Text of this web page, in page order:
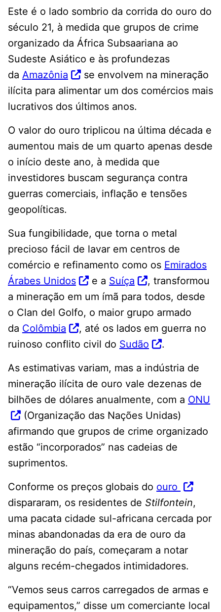
Este é o lado sombrio da corrida do ouro do
século 21, à medida que grupos de crime
organizado da África Subsaariana ao
Sudeste Asiático e às profundezas
da Amazônia
se envolvem na mineração
ilícita para alimentar um dos comércios mais
lucrativos dos últimos anos.
O valor do ouro triplicou na última década e
aumentou mais de um quarto apenas desde
o início deste ano, à medida que
investidores buscam segurança contra
guerras comerciais, inflação e tensões
geopolíticas.
Sua fungibilidade, que torna o metal
precioso fácil de lavar em centros de
comércio e refinamento como os Emirados
Árabes Unidos
e a Suíça
, transformou
a mineração em um ímã para todos, desde
o Clan del Golfo, o maior grupo armado
da Colômbia
, até os lados em guerra no
ruinoso conflito civil do Sudão
.
As estimativas variam, mas a indústria de
mineração ilícita de ouro vale dezenas de
bilhões de dólares anualmente, com a ONU
(Organização das Nações Unidas)
afirmando que grupos de crime organizado
estão “incorporados” nas cadeias de
suprimentos.
Conforme os preços globais do ouro
dispararam, os residentes de Stilfontein,
uma pacata cidade sul-africana cercada por
minas abandonadas da era de ouro da
mineração do país, começaram a notar
alguns recém-chegados intimidadores.
“Vemos seus carros carregados de armas e
equipamentos,” disse um comerciante local